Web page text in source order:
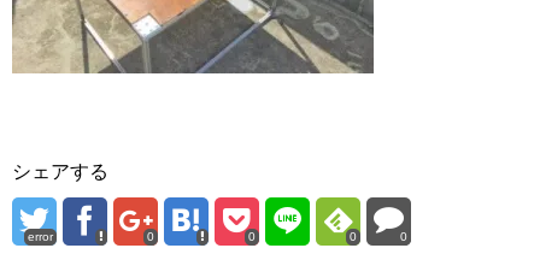
シェアする
error 0 0 0 0